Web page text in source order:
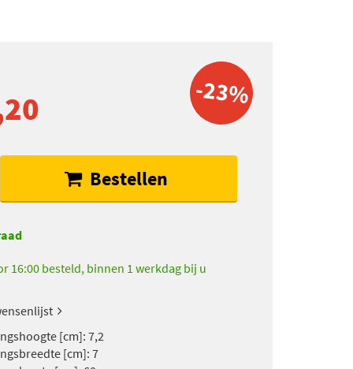
-23%
Bestellen
16:00 besteld, binnen 1 werkdag bij u
[cm]: 7,2
[cm]: 7